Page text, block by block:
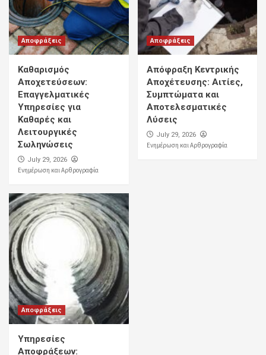
Αποφράξεις
Καθαρισμός
Αποχετεύσεων:
Επαγγελματικές
Υπηρεσίες για
Καθαρές και
Λειτουργικές
Σωληνώσεις
July 29, 2026
Ενημέρωση και Αρθρογραφία
Αποφράξεις
Απόφραξη Κεντρικής
Αποχέτευσης: Αιτίες,
Συμπτώματα και
Αποτελεσματικές
Λύσεις
July 29, 2026
Ενημέρωση και Αρθρογραφία
Αποφράξεις
Υπηρεσίες
Αποφράξεων: